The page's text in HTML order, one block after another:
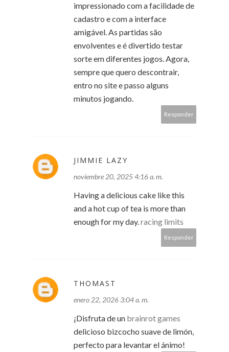
impressionado com a facilidade de
cadastro e com a interface
amigável. As partidas são
envolventes e é divertido testar
sorte em diferentes jogos. Agora,
sempre que quero descontrair,
entro no site e passo alguns
minutos jogando.
Responder
JIMMIE LAZY
noviembre 20, 2025 4:16 a. m.
Having a delicious cake like this
and a hot cup of tea is more than
enough for my day.racing limits
Responder
THOMAST
enero 22, 2026 3:04 a. m.
¡Disfruta de un brainrot games
delicioso bizcocho suave de limón,
perfecto para levantar el ánimo!